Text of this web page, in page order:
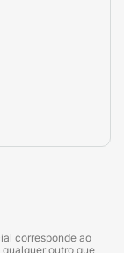
Shine
e com
corresponde ao
outro que